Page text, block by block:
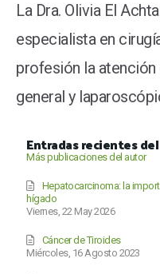
La Dra. Olivia El
especialista en
profesión la atención
general y
Entradas recientes
Más publicaciones del autor
Viernes, 22 May 2026
Hepatocarcinoma: la
hígado
Miércoles, 16 Agosto 2023
Cáncer de Tiroides